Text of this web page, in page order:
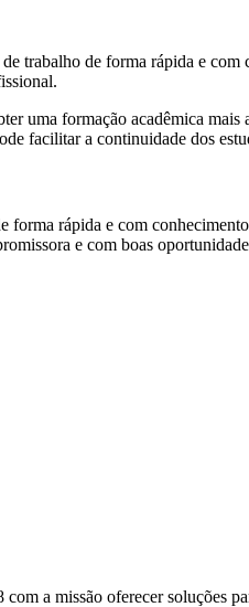
trabalho de forma rápida e
uma formação acadêmica
facilitar a continuidade dos
rápida e com
e com boas
a missão oferecer soluções